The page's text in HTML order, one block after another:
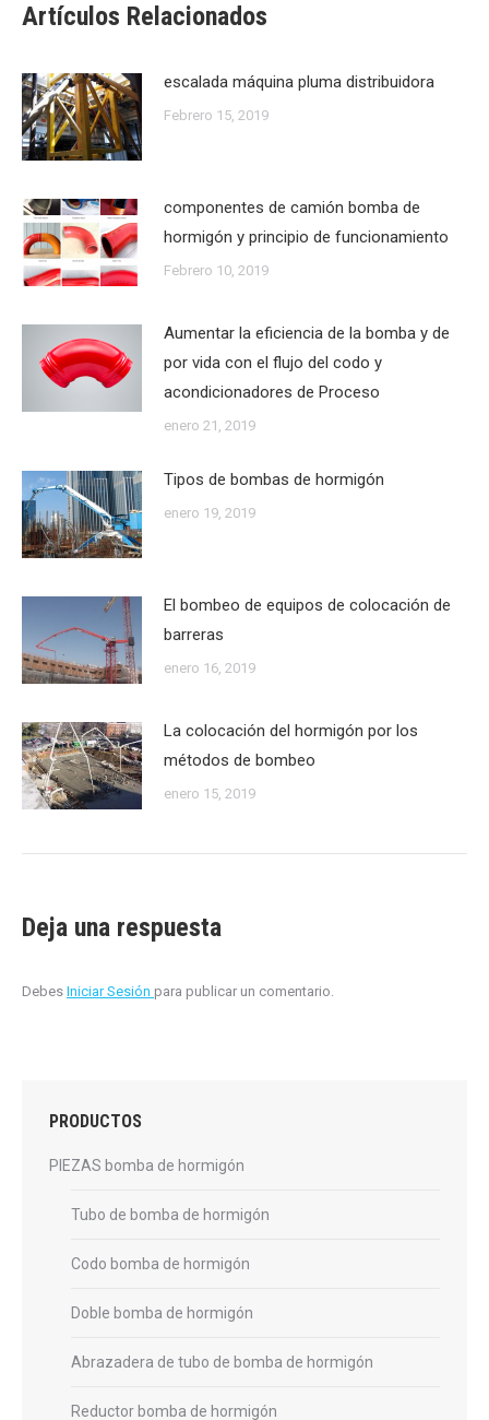
Artículos Relacionados
escalada máquina pluma distribuidora
Febrero 15, 2019
componentes de camión bomba de
hormigón y principio de funcionamiento
Febrero 10, 2019
Aumentar la eficiencia de la bomba y de
por vida con el flujo del codo y
acondicionadores de Proceso
enero 21, 2019
Tipos de bombas de hormigón
enero 19, 2019
El bombeo de equipos de colocación de
barreras
enero 16, 2019
La colocación del hormigón por los
métodos de bombeo
enero 15, 2019
Deja una respuesta
Debes Iniciar Sesión para publicar un comentario.
PRODUCTOS
PIEZAS bomba de hormigón
Tubo de bomba de hormigón
Codo bomba de hormigón
Doble bomba de hormigón
Abrazadera de tubo de bomba de hormigón
Reductor bomba de hormigón